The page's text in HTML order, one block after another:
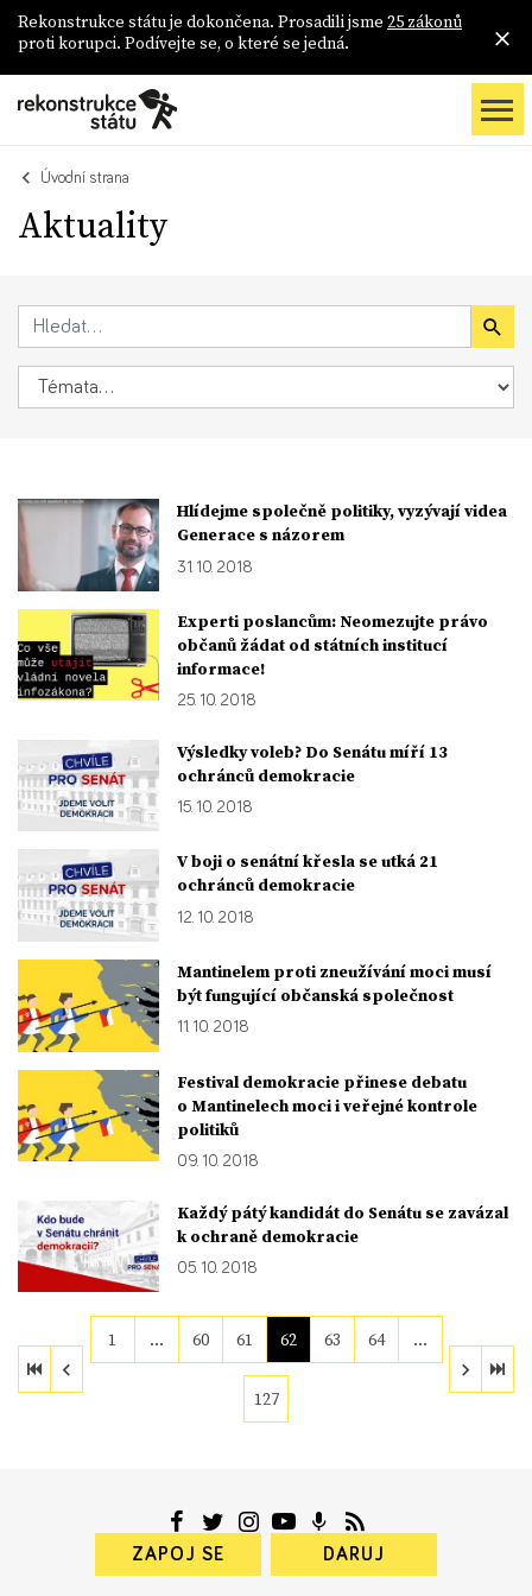
Rekonstrukce státu je dokončena. Prosadili jsme 25 zákonů
proti korupci. Podívejte se, o které se jedná.
Úvodní strana
Aktuality
Hlídejme společně politiky, vyzývají videa
Generace s názorem
31. 10. 2018
Experti poslancům: Neomezujte právo
občanů žádat od státních institucí
informace!
25. 10. 2018
Výsledky voleb? Do Senátu míří 13
ochránců demokracie
15. 10. 2018
V boji o senátní křesla se utká 21
ochránců demokracie
12. 10. 2018
Mantinelem proti zneužívání moci musí
být fungující občanská společnost
11. 10. 2018
Festival demokracie přinese debatu
o Mantinelech moci i veřejné kontrole
politiků
09. 10. 2018
Každý pátý kandidát do Senátu se zavázal
k ochraně demokracie
05. 10. 2018
1 … 60 61 62 63 64 …
127
ZAPOJ SE DARUJ